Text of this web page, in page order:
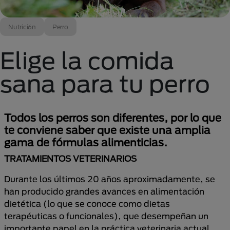
Nutrición Perro
Elige la comida
sana para tu perro
Todos los perros son diferentes, por lo que
te conviene saber que existe una amplia
gama de fórmulas alimenticias.
TRATAMIENTOS VETERINARIOS
Durante los últimos 20 años aproximadamente, se
han producido grandes avances en alimentación
dietética (lo que se conoce como dietas
terapéuticas o funcionales), que desempeñan un